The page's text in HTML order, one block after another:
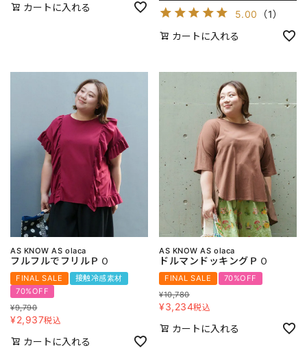
カートに入れる
5.00 （1）
カートに入れる
AS KNOW AS olaca
フルフルでフリルＰＯ
FINAL SALE
接触冷感素材
70%OFF
¥9,790
¥2,937税込
カートに入れる
AS KNOW AS olaca
ドルマンドッキングＰＯ
FINAL SALE
70%OFF
¥10,780
¥3,234税込
カートに入れる